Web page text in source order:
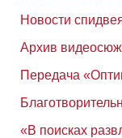
Новости
Архив
Передача
«В поисках